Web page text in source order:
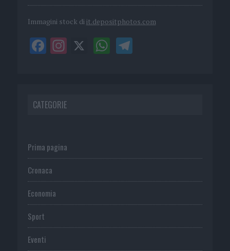
Immagini stock di it.depositphotos.com
CATEGORIE
Prima pagina
Cronaca
Economia
Sport
Eventi